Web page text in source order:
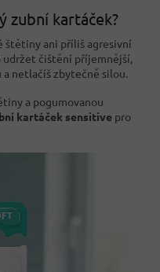
zubní kartáček?
štětiny ani příliš agresivní
udržet čištění příjemnější,
a netlačíš zbytečně silou.
a pogumovanou
kartáček sensitive pro